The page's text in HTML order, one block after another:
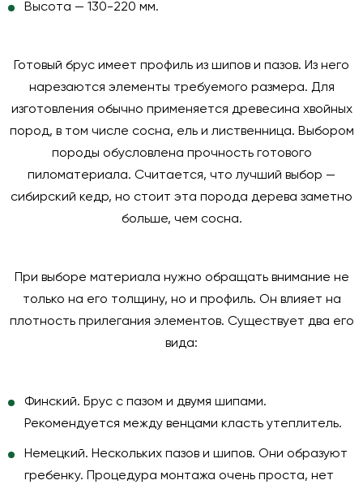
Высота — 130-220 мм.
Готовый брус имеет профиль из шипов и пазов. Из него
нарезаются элементы требуемого размера. Для
изготовления обычно применяется древесина хвойных
пород, в том числе сосна, ель и лиственница. Выбором
породы обусловлена прочность готового
пиломатериала. Считается, что лучший выбор —
сибирский кедр, но стоит эта порода дерева заметно
больше, чем сосна.
При выборе материала нужно обращать внимание не
только на его толщину, но и профиль. Он влияет на
плотность прилегания элементов. Существует два его
вида:
Финский. Брус с пазом и двумя шипами.
Рекомендуется между венцами класть утеплитель.
Немецкий. Нескольких пазов и шипов. Они образуют
гребенку. Процедура монтажа очень проста, нет